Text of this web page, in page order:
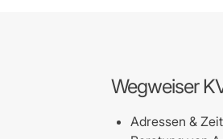
Wegweiser
Adressen &